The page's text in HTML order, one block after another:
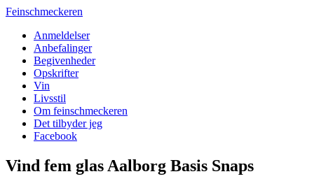
Feinschmeckeren
Anmeldelser
Anbefalinger
Begivenheder
Opskrifter
Vin
Livsstil
Om feinschmeckeren
Det tilbyder jeg
Facebook
Vind fem glas Aalborg Basis Snaps